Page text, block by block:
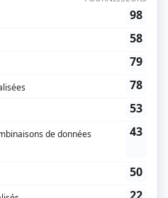
Information & Réservation